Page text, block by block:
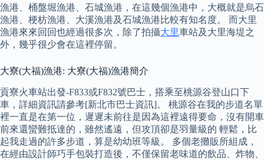
漁港、桶盤堀漁港、石城漁港，在這幾個漁港中，大概就是烏石
漁港、梗枋漁港、大溪漁港及石城漁港比較有知名度。 而大里
漁港來來回回也經過很多次，除了拍攝大里車站及大里海堤之
外，幾乎很少會在這裡停留。
大寮(大福)漁港: 大寮(大福)漁港簡介
貢寮火車站出發-F833或F832號巴士，搭乘至桃源谷登山口下
車，詳細資訊請參考[新北市巴士資訊]。 桃源谷在我的步道名單
裡一直是在第一位，遲遲未前往是因為這裡遠得要命，沒有開車
前來還蠻難抵達的，雖然遙遠，但攻頂卻是羽量級的 輕鬆，比
起我走過的許多步道，算是幼幼班等級。 多個老攤販所組成，
在經由設計師巧手包裝打造後，不僅保留老味道的飲品、炸物、